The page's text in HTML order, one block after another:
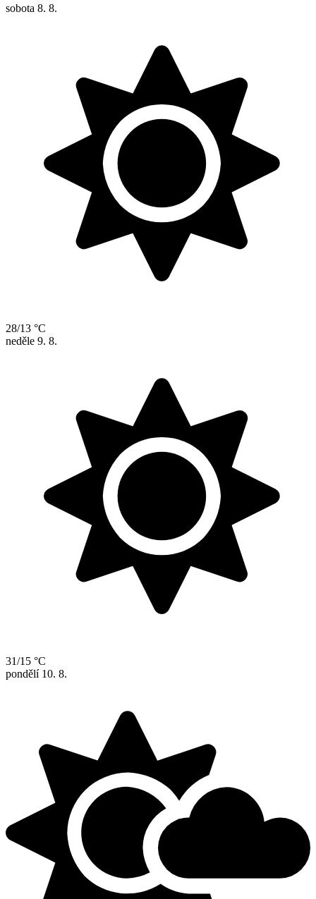
sobota 8. 8.
28/13 °C
neděle 9. 8.
31/15 °C
pondělí 10. 8.